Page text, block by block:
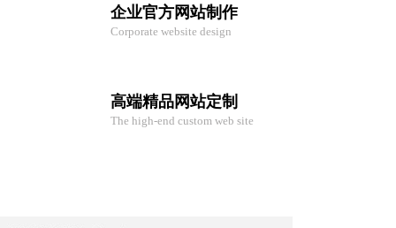
企业官方网站制作
Corporate website design
高端精品网站定制
The high-end custom web site